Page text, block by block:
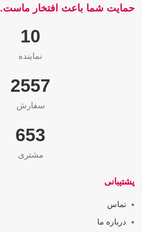
حمایت شما باعث افتخار ماست.
10
نماینده
2565
سفارش
655
مشتری
پشتیبانی
تماس
درباره ما